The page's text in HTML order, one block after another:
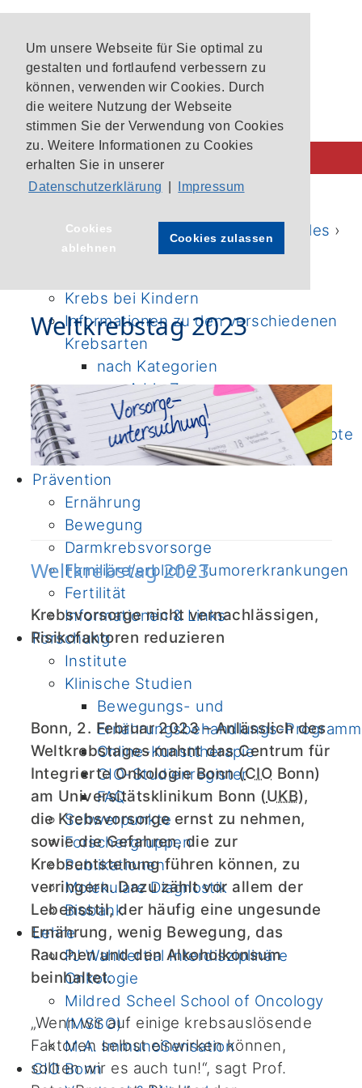
Um unsere Webseite für Sie optimal zu
gestalten und fortlaufend verbessern zu
können, verwenden wir Cookies. Durch
die weitere Nutzung der Webseite
stimmen Sie der Verwendung von Cookies
zu. Weitere Informationen zu Cookies
erhalten Sie in unserer
Datenschutzerklärung
Impressum
Cookies
ablehnen
Cookies zulassen
CIO-Patientenlotsen
Unsere Krebszentren
Krebs bei Kindern
Informationen zu den verschiedenen
Krebsarten
nach Kategorien
von A biz Z
Immuntherapie
Unterstützende Therapien & Angebote
Onkologische Fachpflege
Prävention
Ernährung
Bewegung
Darmkrebsvorsorge
Familiäre/erbliche Tumorerkrankungen
Fertilität
Informationen & Links
Forschung
Institute
Klinische Studien
Bewegungs- und
Ernährungsbehandlungs-Programm
Online-Kunsttherapie
CIO-Studienregister
FAQ
Schwerpunkte
Forschergruppen
Publikationen
Molekulare Diagnostik
Biobank
Lehre
PJ Wahltertial Interdisziplinäre
Onkologie
Mildred Scheel School of Oncology
(MSSO)
M.A. ImmunoSensation
CIO Bonn
Startseite› Aktuelles › News Aktuelles ›
News›Weltkrebstag 2023
Weltkrebstag 2023
Weltkrebstag 2023
Krebsvorsorge nicht vernachlässigen,
Risikofaktoren reduzieren
Bonn, 2. Februar 2023 – Anlässlich des
Weltkrebstages mahnt das Centrum für
Integrierte Onkologie Bonn (CIO Bonn)
am Universitätsklinikum Bonn (UKB),
die Krebsvorsorge ernst zu nehmen,
sowie die Gefahren, die zur
Krebsentstehung führen können, zu
verringern. Dazu zählt vor allem der
Lebensstil, der häufig eine ungesunde
Ernährung, wenig Bewegung, das
Rauchen und den Alkoholkonsum
beinhaltet.
„Wenn wir auf einige krebsauslösende
Faktoren selbst einwirken können,
sollten wir es auch tun!“, sagt Prof.